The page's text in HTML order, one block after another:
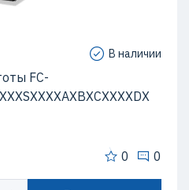
В наличии
FC-
0 0